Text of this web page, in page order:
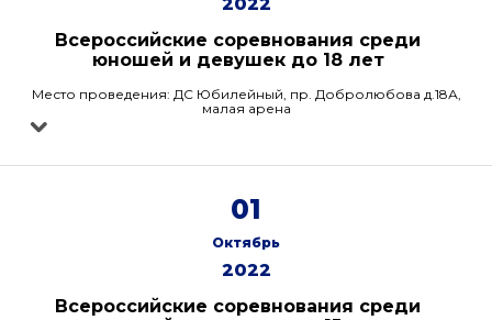
Всероссийские соревнования среди
юношей и девушек до 18 лет
Место проведения: ДС Юбилейный, пр. Добролюбова д.18А,
малая арена
01
Октябрь
2022
Всероссийские соревнования среди